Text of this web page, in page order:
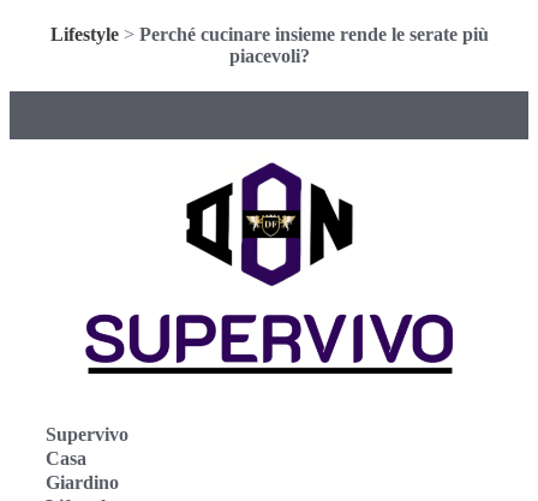
Lifestyle> Perché cucinare insieme rende le serate più
piacevoli?
Supervivo
Casa
Giardino